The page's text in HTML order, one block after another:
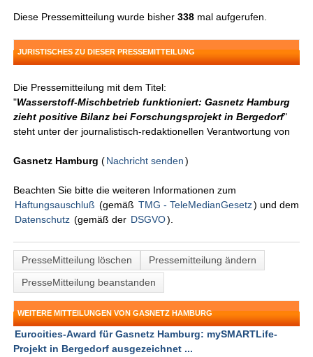
Diese Pressemitteilung wurde bisher338 mal aufgerufen.
JURISTISCHES ZU DIESER PRESSEMITTEILUNG
Die Pressemitteilung mit dem Titel:
"Wasserstoff-Mischbetrieb funktioniert: Gasnetz Hamburg
zieht positive Bilanz bei Forschungsprojekt in Bergedorf"
steht unter der journalistisch-redaktionellen Verantwortung von
Gasnetz Hamburg (Nachricht senden )
Beachten Sie bitte die weiteren Informationen zum
Haftungsauschluß (gemäß TMG - TeleMedianGesetz) und dem
Datenschutz (gemäß der DSGVO).
PresseMitteilung löschen
Pressemitteilung ändern
PresseMitteilung beanstanden
WEITERE MITTEILUNGEN VON GASNETZ HAMBURG
Eurocities-Award für Gasnetz Hamburg: mySMARTLife-
Projekt in Bergedorf ausgezeichnet ...